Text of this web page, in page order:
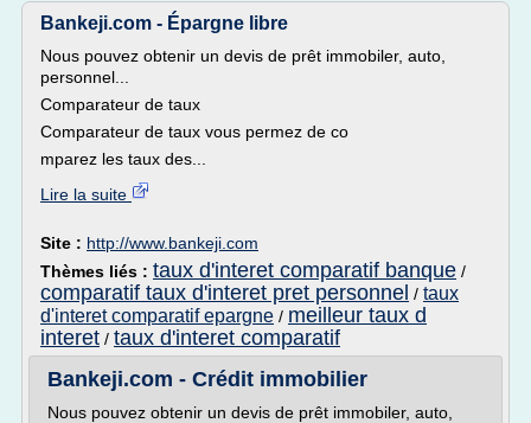
Bankeji.com - Épargne libre
Nous pouvez obtenir un devis de prêt immobiler, auto,
personnel...
Comparateur de taux
Comparateur de taux vous permez de co
mparez les taux des...
Lire la suite
Site : http://www.bankeji.com
Thèmes liés : taux d'interet comparatif banque /
comparatif taux d'interet pret personnel / taux
d'interet comparatif epargne / meilleur taux d
interet / taux d'interet comparatif
Bankeji.com - Crédit immobilier
Nous pouvez obtenir un devis de prêt immobiler, auto,